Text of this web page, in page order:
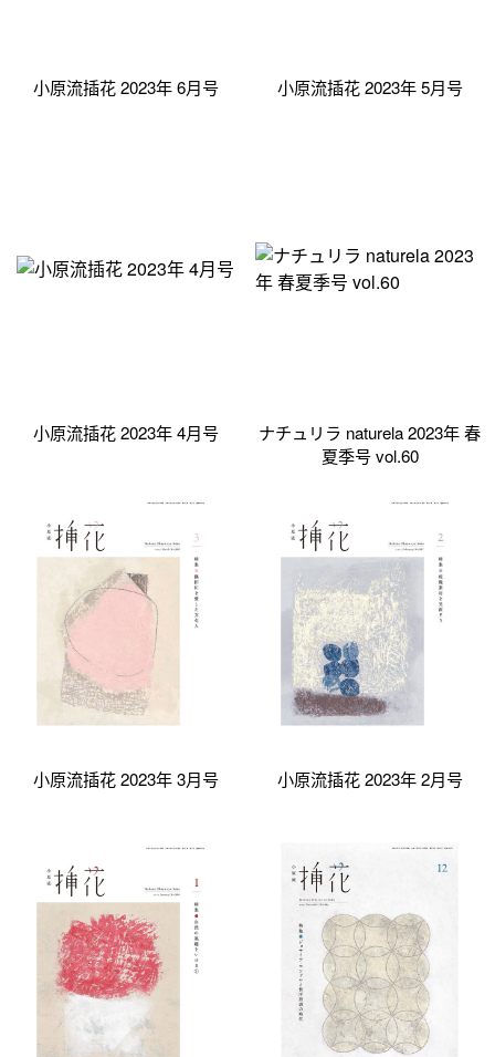
小原流插花 2023年 6月号 小原流插花 2023年 5月号
小原流插花 2023年 4月号
ナチュリラ naturela 2023年 春
夏季号 vol.60
小原流插花 2023年 3月号 小原流插花 2023年 2月号